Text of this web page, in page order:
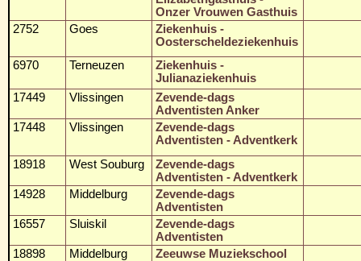
Onzer Vrouwen Gasthuis
2752
Goes
Ziekenhuis -
Oosterscheldeziekenhuis
6970
Terneuzen
Ziekenhuis -
Julianaziekenhuis
17449
Vlissingen
Zevende-dags
Adventisten Anker
17448
Vlissingen
Zevende-dags
Adventisten - Adventkerk
18918
West Souburg
Zevende-dags
Adventisten - Adventkerk
14928
Middelburg
Zevende-dags
Adventisten
16557
Sluiskil
Zevende-dags
Adventisten
18898
Middelburg Zeeuwse Muziekschool